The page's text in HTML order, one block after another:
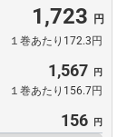
1,723
１巻あたり172.3円
1,567
１巻あたり156.7円
156